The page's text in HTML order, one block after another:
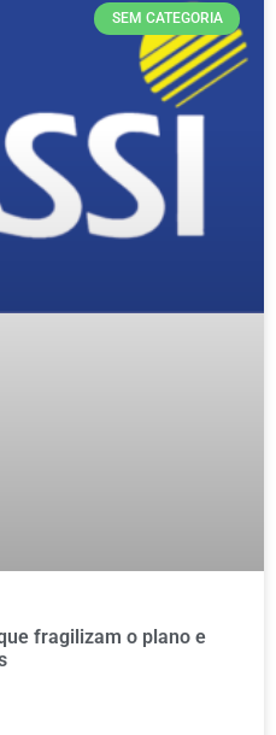
SEM CATEGORIA
fragilizam o plano e